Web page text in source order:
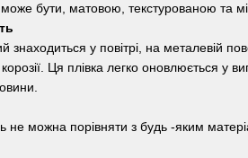
бути, матовою, текстурованою та
знаходиться у повітрі, на металевій
Ця плівка легко оновлюється у
не можна порівняти з будь -яким